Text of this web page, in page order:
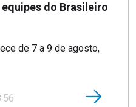
do Brasileiro
de 7 a 9 de agosto,